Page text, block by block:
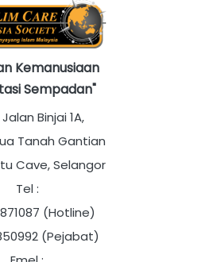
Kemanusiaan
Sempadan"
Jalan Binjai 1A,
Tanah Gantian
Cave, Selangor
Tel :
(Hotline)
(Pejabat)